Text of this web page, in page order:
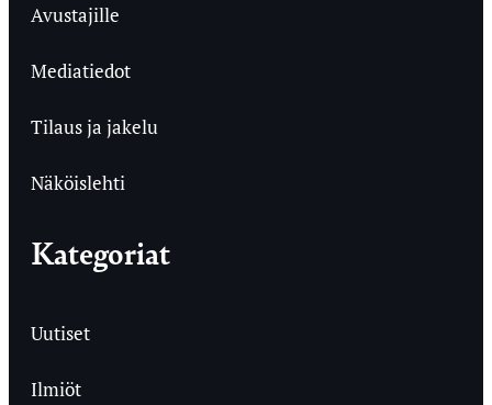
Avustajille
Mediatiedot
Tilaus ja jakelu
Näköislehti
Kategoriat
Uutiset
Ilmiöt